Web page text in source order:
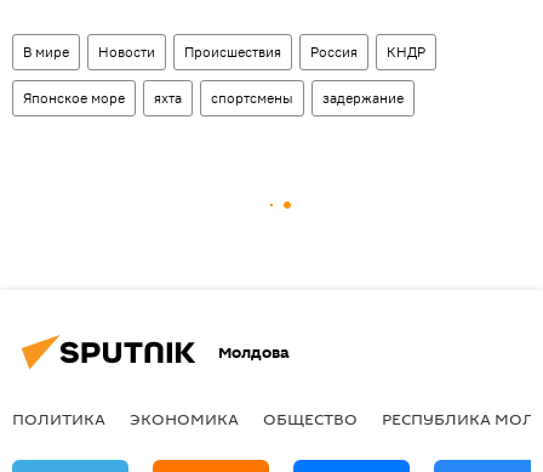
В мире Новости Происшествия Россия КНДР
Японское море яхта спортсмены задержание
Молдова
ПОЛИТИКА ЭКОНОМИКА ОБЩЕСТВО РЕСПУБЛИКА